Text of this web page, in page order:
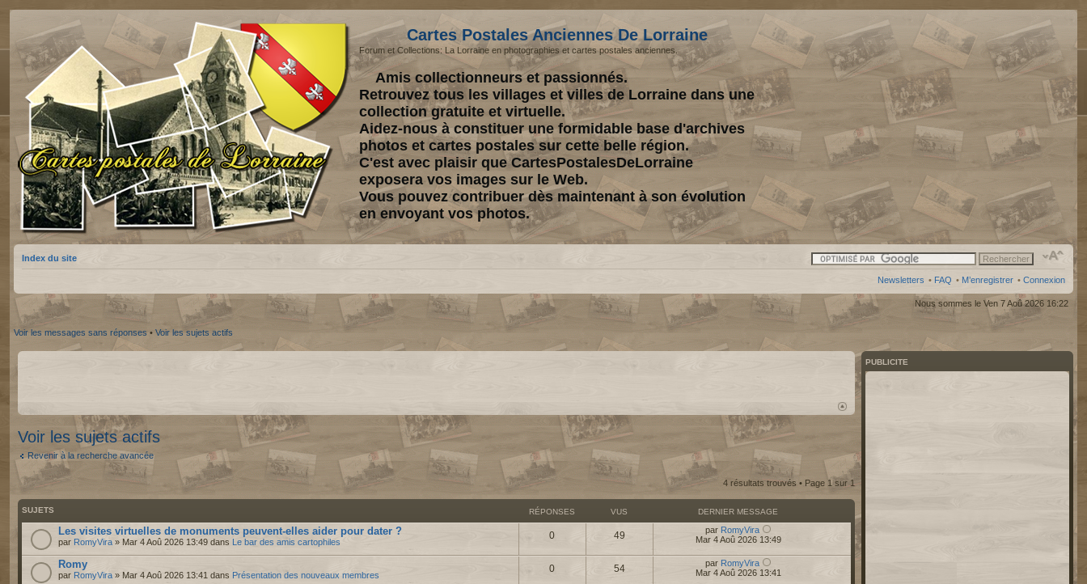
Cartes Postales Anciennes De Lorraine
Forum et Collections: La Lorraine en photographies et cartes postales anciennes.
Amis collectionneurs et passionnés.
Retrouvez tous les villages et villes de Lorraine dans une
collection gratuite et virtuelle.
Aidez-nous à constituer une formidable base d'archives
photos et cartes postales sur cette belle région.
C'est avec plaisir que CartesPostalesDeLorraine
exposera vos images sur le Web.
Vous pouvez contribuer dès maintenant à son évolution
en envoyant vos photos.
Index du site
Newsletters • FAQ • M’enregistrer • Connexion
Nous sommes le Ven 7 Aoû 2026 16:22
Voir les messages sans réponses • Voir les sujets actifs
Voir les sujets actifs
Revenir à la recherche avancée
4 résultats trouvés • Page 1sur 1
SUJETS RÉPONSES VUS DERNIER MESSAGE
Les visites virtuelles de monuments peuvent-elles aider pour dater ?
par RomyVira » Mar 4 Aoû 2026 13:49 dans Le bar des amis cartophiles
0 49 par RomyVira
Mar 4 Aoû 2026 13:49
Romy
par RomyVira » Mar 4 Aoû 2026 13:41 dans Présentation des nouveaux membres
0 54 par RomyVira
Mar 4 Aoû 2026 13:41
PUBLICITE